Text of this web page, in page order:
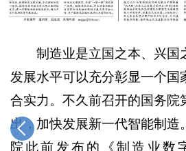
制造业是立国之本、兴国
发展水平可以充分彰显一个国
合实力。不久前召开的国务院
出，加快发展新一代智能制造
院此前发布的《制造业数